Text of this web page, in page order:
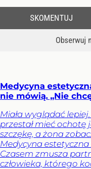
Obserwuj
SKOMENTUJ
Medycyna
nie mówią. „Nie
Miała wyglądać
przestał mieć ochotę
szczękę, a żona
Medycyna
Czasem zmusza
człowieka, którego